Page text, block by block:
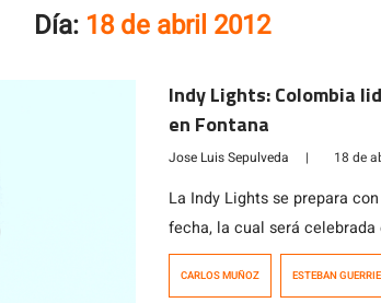
Día: 18 de abril 2012
Indy Lights: Colombia
en Fontana
Jose Luis Sepulveda | 18 de
La Indy Lights se prepara
fecha, la cual será
Motor Speedway, la catedral
CARLOS MUÑOZ ESTEBAN